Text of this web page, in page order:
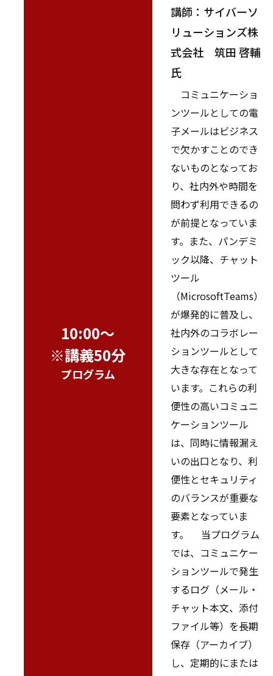
10:00～
※講義50分
プログラム
講師：サイバーソ
リューションズ株
式会社 筑田 啓輔
氏
コミュニケーショ
ンツールとしての電
子メールはビジネス
で欠かすことのでき
ないものとなってお
り、社内外や時間を
問わず利用できるの
が前提となっていま
す。また、パンデミ
ック以降、チャット
ツール
（MicrosoftTeams）
が爆発的に普及し、
社内外のコラボレー
ションツールとして
大きな存在となって
います。これらの利
便性の高いコミュニ
ケーションツール
は、同時に情報漏え
いの出口となり、利
便性とセキュリティ
のバランスが重要な
要素となっていま
す。 当プログラム
では、コミュニケー
ションツールで発生
するログ（メール・
チャット本文、添付
ファイル等）を長期
保存（アーカイブ）
し、定期的にまたは